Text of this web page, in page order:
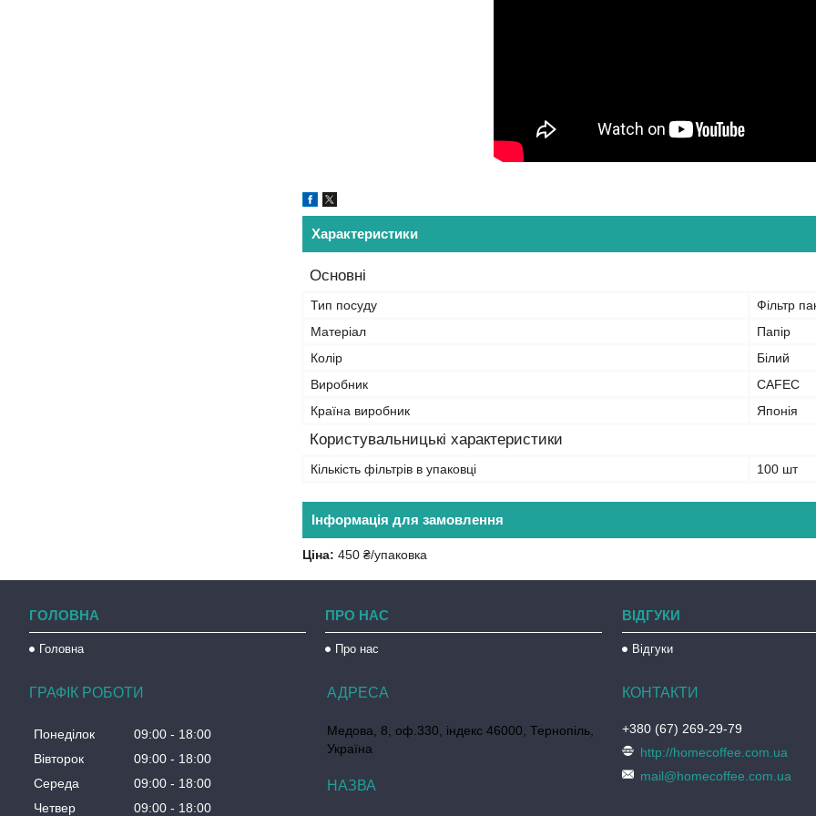
Характеристики
Основні
Тип посуду
Фільтр
Матеріал
Папір
Колір
Білий
Виробник
CAFEC
Країна виробник
Японія
Користувальницькі характеристики
Кількість фільтрів в упаковці 100 шт
Інформація для замовлення
Ціна: 450 ₴/упаковка
ГОЛОВНА
Головна
ПРО НАС
Про нас
ВІДГУКИ
Відгуки
ГРАФІК РОБОТИ
Понеділок 09:00
18:00
Вівторок
09:00
18:00
Середа
09:00
18:00
Четвер
09:00 18:00
Медова, 8, оф.330, індекс 46000, Тернопіль,
Україна
+380 (67) 269-29-79
http://homecoffee.com.ua
mail@homecoffee.com.ua